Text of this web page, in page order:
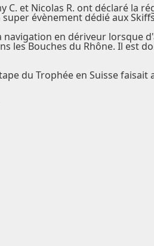
C. et Nicolas R. ont déclaré la
évènement dédié aux
navigation en dériveur lorsque
les Bouches du Rhône. Il est
du Trophée en Suisse faisait